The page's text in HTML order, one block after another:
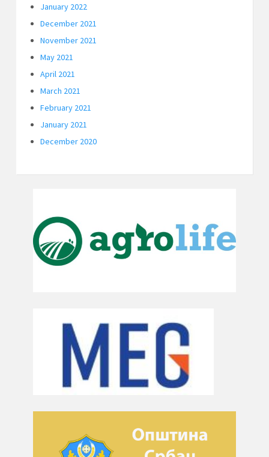
January 2022
December 2021
November 2021
May 2021
April 2021
March 2021
February 2021
January 2021
December 2020